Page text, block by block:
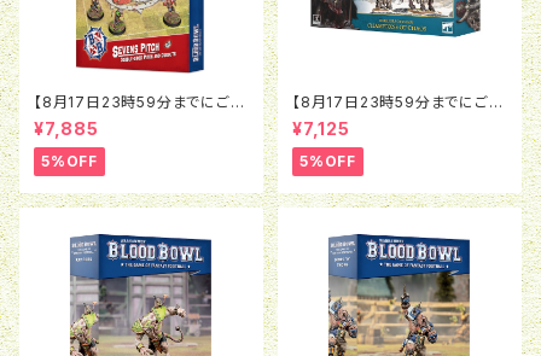
【8月17日23時59分までにご予
約で5％OFF】ブラッドボウル：セ
ヴンズピッチ（2026）
¥7,885
5%OFF
【8月17日23時59分までにご予
約で5％OFF】オールドワール
ド：ウォリアー・オヴ・ケイオス：チ
ャンピオン・オヴ・ケイオス
¥7,125
5%OFF